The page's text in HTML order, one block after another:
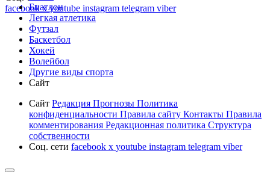
facebookxyoutube instagram telegram viber
Биатлон
Легкая атлетика
Футзал
Баскетбол
Хокей
Волейбол
Другие виды спорта
Сайт
Сайт Редакция Прогнозы Политика
конфиденциальности Правила сайту Контакты Правила
комментирования Редакционная политика Структура
собственности
Соц. сети facebook x youtube instagram telegram viber